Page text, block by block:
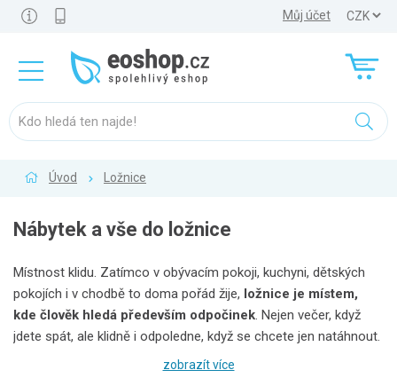
Můj účet
Úvod Ložnice
Nábytek a vše do ložnice
Místnost klidu. Zatímco v obývacím pokoji, kuchyni, dětských
pokojích i v chodbě to doma pořád žije, ložnice je místem,
kde člověk hledá především odpočinek. Nejen večer, když
jdete spát, ale klidně i odpoledne, když se chcete jen natáhnout.
Proto by měla být dostatečně vybavená, a to především tak,
zobrazít více